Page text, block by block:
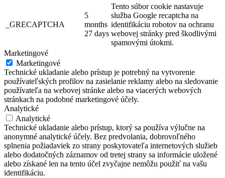
_GRECAPTCHA
5
months
27 days
Tento súbor cookie nastavuje
služba Google recaptcha na
identifikáciu robotov na ochranu
webovej stránky pred škodlivými
spamovými útokmi.
Marketingové
Marketingové
Technické ukladanie alebo prístup je potrebný na vytvorenie
používateľských profilov na zasielanie reklamy alebo na sledovanie
používateľa na webovej stránke alebo na viacerých webových
stránkach na podobné marketingové účely.
Analytické
Analytické
Technické ukladanie alebo prístup, ktorý sa používa výlučne na
anonymné analytické účely. Bez predvolania, dobrovoľného
splnenia požiadaviek zo strany poskytovateľa internetových služieb
alebo dodatočných záznamov od tretej strany sa informácie uložené
alebo získané len na tento účel zvyčajne nemôžu použiť na vašu
identifikáciu.